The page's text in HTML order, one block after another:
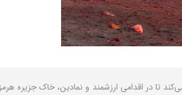
در اقدامی ارزشمند و نمادین، خاک جزیره